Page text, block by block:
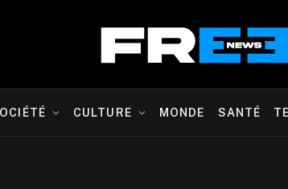
CULTURE MONDE SANTÉ